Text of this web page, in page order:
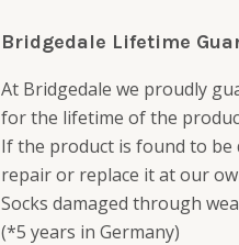
Bridgedale Lifetime
At Bridgedale we proudly
for the lifetime of the
If the product is found to be
repair or replace it at our
Socks damaged through
(*5 years in Germany)